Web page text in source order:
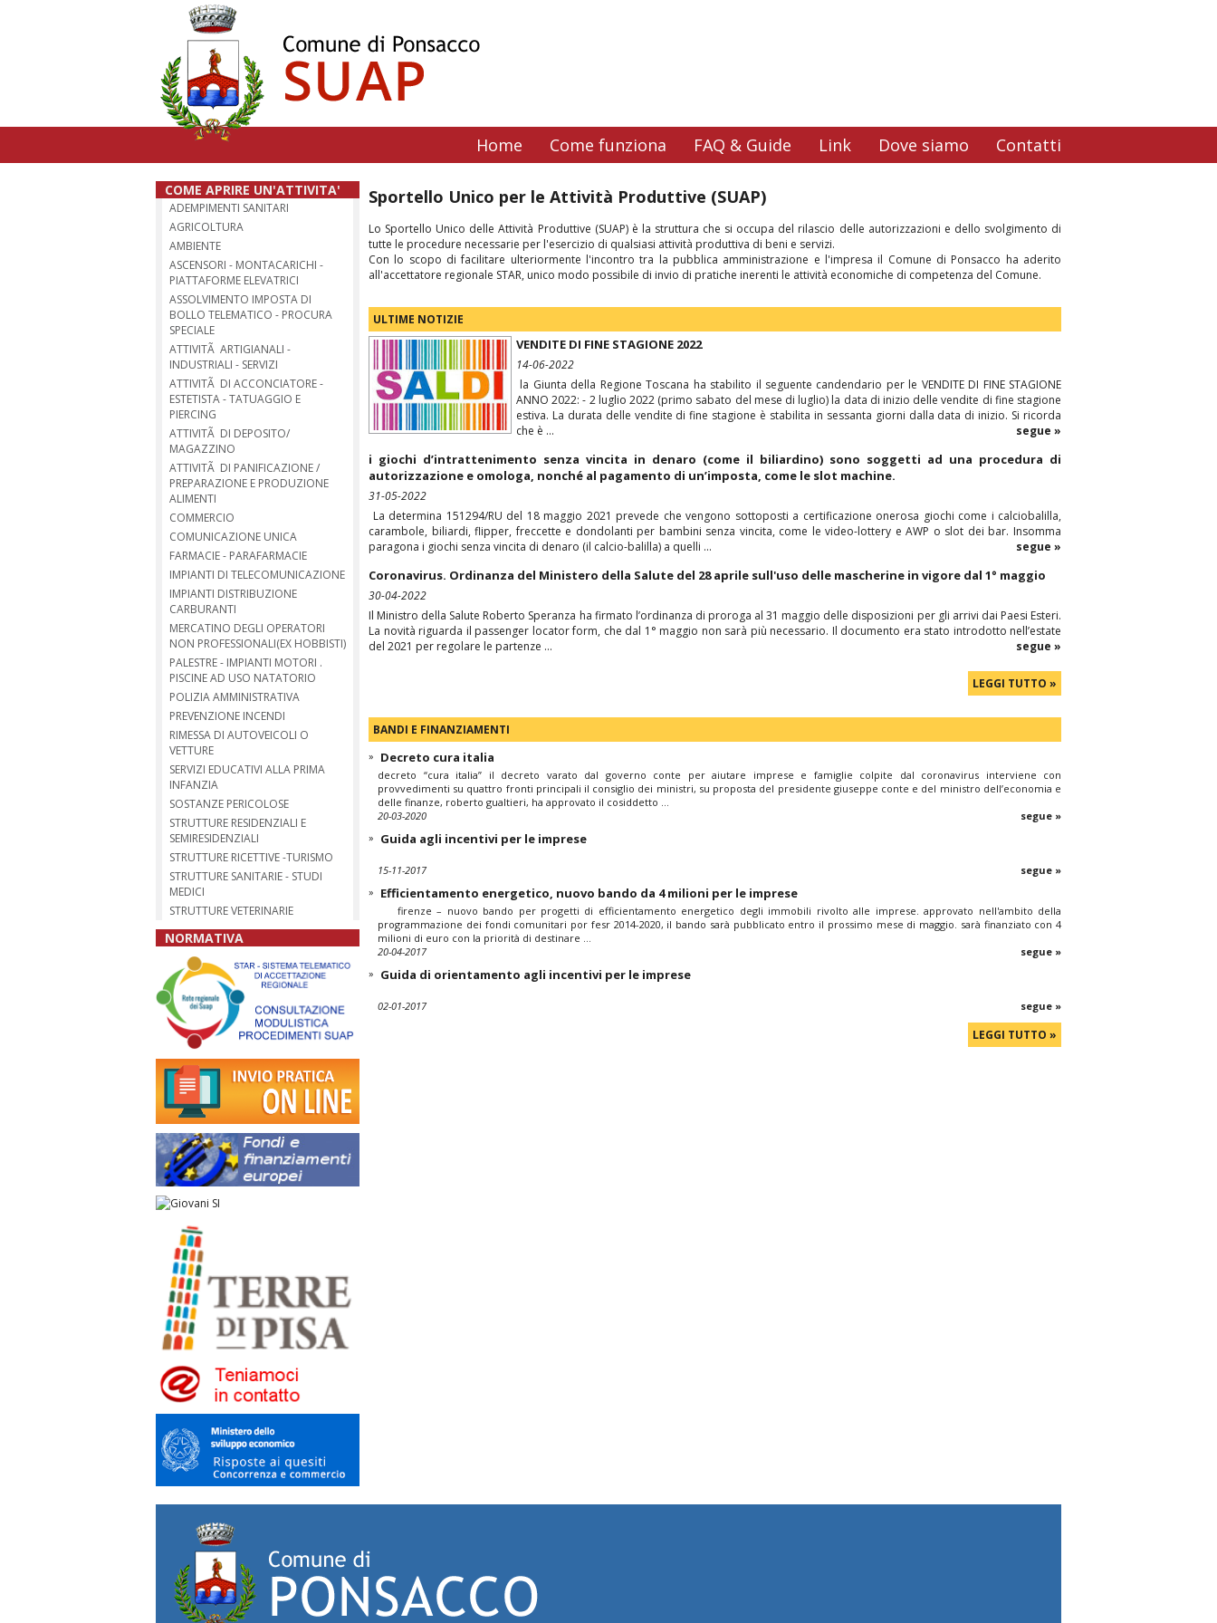
Home Come funziona FAQ & Guide Link Dove siamo Contatti
COME APRIRE UN'ATTIVITA'
ADEMPIMENTI SANITARI
AGRICOLTURA
AMBIENTE
ASCENSORI - MONTACARICHI -
PIATTAFORME ELEVATRICI
ASSOLVIMENTO IMPOSTA DI
BOLLO TELEMATICO - PROCURA
SPECIALE
ATTIVITÃ ARTIGIANALI -
INDUSTRIALI - SERVIZI
ATTIVITÃ DI ACCONCIATORE -
ESTETISTA - TATUAGGIO E
PIERCING
ATTIVITÃ DI DEPOSITO/
MAGAZZINO
ATTIVITÃ DI PANIFICAZIONE /
PREPARAZIONE E PRODUZIONE
ALIMENTI
COMMERCIO
COMUNICAZIONE UNICA
FARMACIE - PARAFARMACIE
IMPIANTI DI TELECOMUNICAZIONE
IMPIANTI DISTRIBUZIONE
CARBURANTI
MERCATINO DEGLI OPERATORI
NON PROFESSIONALI(EX HOBBISTI)
PALESTRE - IMPIANTI MOTORI .
PISCINE AD USO NATATORIO
POLIZIA AMMINISTRATIVA
PREVENZIONE INCENDI
RIMESSA DI AUTOVEICOLI O
VETTURE
SERVIZI EDUCATIVI ALLA PRIMA
INFANZIA
SOSTANZE PERICOLOSE
STRUTTURE RESIDENZIALI E
SEMIRESIDENZIALI
STRUTTURE RICETTIVE -TURISMO
STRUTTURE SANITARIE - STUDI
MEDICI
STRUTTURE VETERINARIE
NORMATIVA
Sportello Unico per le Attività Produttive (SUAP)
Lo Sportello Unico delle Attività Produttive (SUAP) è la struttura che si occupa del rilascio delle autorizzazioni e dello svolgimento di
tutte le procedure necessarie per l'esercizio di qualsiasi attività produttiva di beni e servizi.
Con lo scopo di facilitare ulteriormente l'incontro tra la pubblica amministrazione e l'impresa il Comune di Ponsacco ha aderito
all'accettatore regionale STAR, unico modo possibile di invio di pratiche inerenti le attività economiche di competenza del Comune.
ULTIME NOTIZIE
VENDITE DI FINE STAGIONE 2022
14-06-2022
la Giunta della Regione Toscana ha stabilito il seguente candendario per le VENDITE DI FINE STAGIONE
ANNO 2022: - 2 luglio 2022 (primo sabato del mese di luglio) la data di inizio delle vendite di fine stagione
estiva. La durata delle vendite di fine stagione è stabilita in sessanta giorni dalla data di inizio. Si ricorda
che è ...
segue »
i giochi d’intrattenimento senza vincita in denaro (come il biliardino) sono soggetti ad una procedura di
autorizzazione e omologa, nonché al pagamento di un’imposta, come le slot machine.
31-05-2022
La determina 151294/RU del 18 maggio 2021 prevede che vengono sottoposti a certificazione onerosa giochi come i calciobalilla,
carambole, biliardi, flipper, freccette e dondolanti per bambini senza vincita, come le video-lottery e AWP o slot dei bar. Insomma
paragona i giochi senza vincita di denaro (il calcio-balilla) a quelli ...
segue »
Coronavirus. Ordinanza del Ministero della Salute del 28 aprile sull'uso delle mascherine in vigore dal 1° maggio
30-04-2022
Il Ministro della Salute Roberto Speranza ha firmato l’ordinanza di proroga al 31 maggio delle disposizioni per gli arrivi dai Paesi Esteri.
La novità riguarda il passenger locator form, che dal 1° maggio non sarà più necessario. Il documento era stato introdotto nell’estate
del 2021 per regolare le partenze ...
segue »
LEGGI TUTTO »
BANDI E FINANZIAMENTI
» Decreto cura italia
decreto “cura italia” il decreto varato dal governo conte per aiutare imprese e famiglie colpite dal coronavirus interviene con
provvedimenti su quattro fronti principali il consiglio dei ministri, su proposta del presidente giuseppe conte e del ministro dell’economia e
delle finanze, roberto gualtieri, ha approvato il cosiddetto ...
20-03-2020
segue »
» Guida agli incentivi per le imprese
15-11-2017
segue »
» Efficientamento energetico, nuovo bando da 4 milioni per le imprese
firenze – nuovo bando per progetti di efficientamento energetico degli immobili rivolto alle imprese. approvato nell'ambito della
programmazione dei fondi comunitari por fesr 2014-2020, il bando sarà pubblicato entro il prossimo mese di maggio. sarà finanziato con 4
milioni di euro con la priorità di destinare ...
20-04-2017
segue »
» Guida di orientamento agli incentivi per le imprese
02-01-2017 segue »
LEGGI TUTTO »